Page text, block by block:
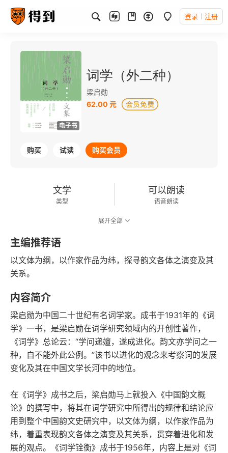
登录 注册
电子书
词学（外二种）
梁启勋
62.00 元
购买 试读 购买会员
文学
类型
可以朗读
语音朗读
展开全部
主编推荐语
以文体为纲，以作家作品为纬，探寻韵文各体之演变及其
关系。
内容简介
梁启勋为中国二十世纪有名词学家。成书于1931年的《词
学》一书，是梁启勋在词学研究领域内的开创性著作，
《词学》总论云：“学问递嬗，遂成进化。韵文亦学问之一
种，自不能外此公例。”该书以进化的观念来考察词的发展
变化及其在中国文学长河中的地位。
在《词学》成书之后，梁启勋马上就投入《中国韵文概
论》的撰写中，将其在词学研究中所得出的规律和结论应
用到整个中国韵文史研究中，以文体为纲，以作家作品为
纬，着重表现韵文各体之演变及其关系，贯穿着进化和发
展的观点。《词学铨衡》成书于1956年，内容上是对《词